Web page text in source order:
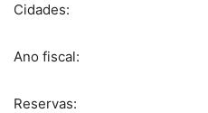
Cidades:
Ano fiscal:
Reservas: